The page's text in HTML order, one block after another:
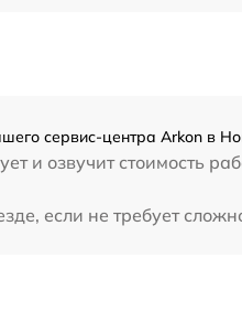
сервис-центра Arkon в
и озвучит стоимость
если не требует